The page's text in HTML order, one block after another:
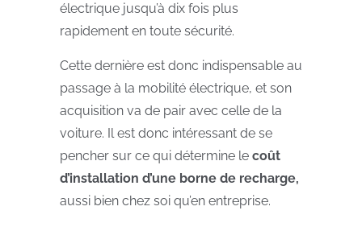
électrique jusqu’à dix fois plus
rapidement en toute sécurité.
Cette dernière est donc indispensable au
passage à la mobilité électrique, et son
acquisition va de pair avec celle de la
voiture. Il est donc intéressant de se
pencher sur ce qui détermine le coût
d’installation d’une borne de recharge,
aussi bien chez soi qu’en entreprise.